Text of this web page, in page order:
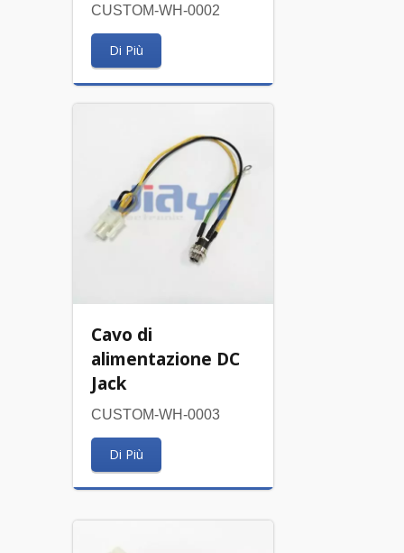
CUSTOM-WH-0002
Di Più
Cavo di
alimentazione DC
Jack
CUSTOM-WH-0003
Di Più